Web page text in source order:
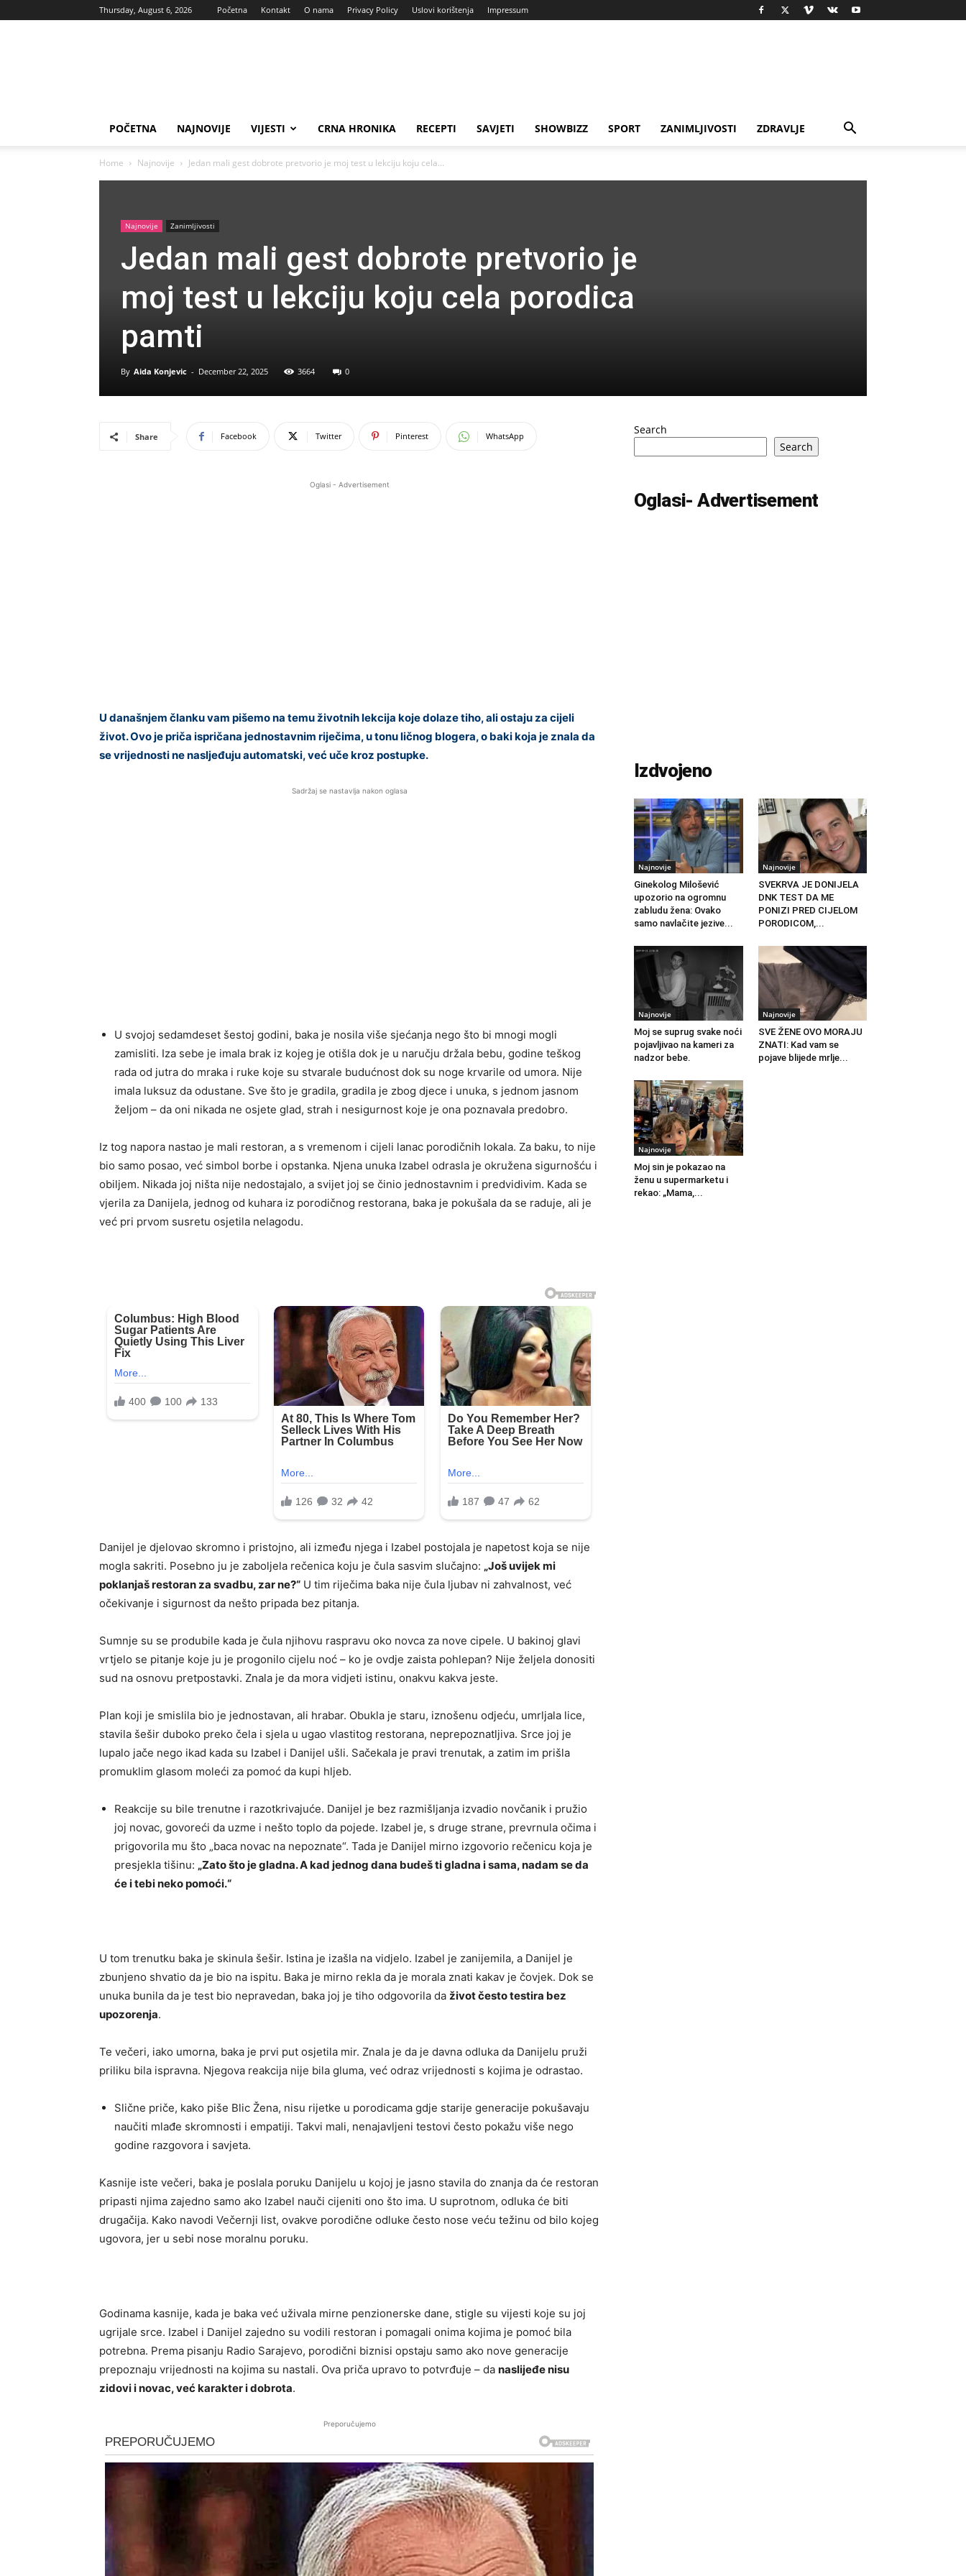
Thursday, August 6, 2026 Početna Kontakt O nama Privacy Policy Uslovi korištenja Impressum
POČETNA NAJNOVIJE VIJESTI CRNA HRONIKA RECEPTI SAVJETI SHOWBIZZ SPORT ZANIMLJIVOSTI ZDRAVLJE
Home Najnovije Jedan mali gest dobrote pretvorio je moj test u lekciju koju cela...
Najnovije Zanimljivosti
Jedan mali gest dobrote pretvorio je
moj test u lekciju koju cela porodica
pamti
By Aida Konjevic - December 22, 2025 3664 0
Share Facebook Twitter Pinterest WhatsApp
Oglasi - Advertisement
U današnjem članku vam pišemo na temu životnih lekcija koje dolaze tiho, ali ostaju za cijeli
život. Ovo je priča ispričana jednostavnim riječima, u tonu ličnog blogera, o baki koja je znala da
se vrijednosti ne nasljeđuju automatski, već uče kroz postupke.
Sadržaj se nastavlja nakon oglasa
U svojoj sedamdeset šestoj godini, baka je nosila više sjećanja nego što bi mnogi mogli
zamisliti. Iza sebe je imala brak iz kojeg je otišla dok je u naručju držala bebu, godine teškog
rada od jutra do mraka i ruke koje su stvarale budućnost dok su noge krvarile od umora. Nije
imala luksuz da odustane. Sve što je gradila, gradila je zbog djece i unuka, s jednom jasnom
željom – da oni nikada ne osjete glad, strah i nesigurnost koje je ona poznavala predobro.
Iz tog napora nastao je mali restoran, a s vremenom i cijeli lanac porodičnih lokala. Za baku, to nije
bio samo posao, već simbol borbe i opstanka. Njena unuka Izabel odrasla je okružena sigurnošću i
obiljem. Nikada joj ništa nije nedostajalo, a svijet joj se činio jednostavnim i predvidivim. Kada se
vjerila za Danijela, jednog od kuhara iz porodičnog restorana, baka je pokušala da se raduje, ali je
već pri prvom susretu osjetila nelagodu.
Danijel je djelovao skromno i pristojno, ali između njega i Izabel postojala je napetost koja se nije
mogla sakriti. Posebno ju je zaboljela rečenica koju je čula sasvim slučajno: „Još uvijek mi
poklanjaš restoran za svadbu, zar ne?“ U tim riječima baka nije čula ljubav ni zahvalnost, već
očekivanje i sigurnost da nešto pripada bez pitanja.
Sumnje su se produbile kada je čula njihovu raspravu oko novca za nove cipele. U bakinoj glavi
vrtjelo se pitanje koje ju je progonilo cijelu noć – ko je ovdje zaista pohlepan? Nije željela donositi
sud na osnovu pretpostavki. Znala je da mora vidjeti istinu, onakvu kakva jeste.
Plan koji je smislila bio je jednostavan, ali hrabar. Obukla je staru, iznošenu odjeću, umrljala lice,
stavila šešir duboko preko čela i sjela u ugao vlastitog restorana, neprepoznatljiva. Srce joj je
lupalo jače nego ikad kada su Izabel i Danijel ušli. Sačekala je pravi trenutak, a zatim im prišla
promuklim glasom moleći za pomoć da kupi hljeb.
Reakcije su bile trenutne i razotkrivajuće. Danijel je bez razmišljanja izvadio novčanik i pružio
joj novac, govoreći da uzme i nešto toplo da pojede. Izabel je, s druge strane, prevrnula očima i
prigovorila mu što „baca novac na nepoznate“. Tada je Danijel mirno izgovorio rečenicu koja je
presjekla tišinu: „Zato što je gladna. A kad jednog dana budeš ti gladna i sama, nadam se da
će i tebi neko pomoći.“
U tom trenutku baka je skinula šešir. Istina je izašla na vidjelo. Izabel je zanijemila, a Danijel je
zbunjeno shvatio da je bio na ispitu. Baka je mirno rekla da je morala znati kakav je čovjek. Dok se
unuka bunila da je test bio nepravedan, baka joj je tiho odgovorila da život često testira bez
upozorenja.
Te večeri, iako umorna, baka je prvi put osjetila mir. Znala je da je davna odluka da Danijelu pruži
priliku bila ispravna. Njegova reakcija nije bila gluma, već odraz vrijednosti s kojima je odrastao.
Slične priče, kako piše Blic Žena, nisu rijetke u porodicama gdje starije generacije pokušavaju
naučiti mlađe skromnosti i empatiji. Takvi mali, nenajavljeni testovi često pokažu više nego
godine razgovora i savjeta.
Kasnije iste večeri, baka je poslala poruku Danijelu u kojoj je jasno stavila do znanja da će restoran
pripasti njima zajedno samo ako Izabel nauči cijeniti ono što ima. U suprotnom, odluka će biti
drugačija. Kako navodi Večernji list, ovakve porodične odluke često nose veću težinu od bilo kojeg
ugovora, jer u sebi nose moralnu poruku.
Godinama kasnije, kada je baka već uživala mirne penzionerske dane, stigle su vijesti koje su joj
ugrijale srce. Izabel i Danijel zajedno su vodili restoran i pomagali onima kojima je pomoć bila
potrebna. Prema pisanju Radio Sarajevo, porodični biznisi opstaju samo ako nove generacije
prepoznaju vrijednosti na kojima su nastali. Ova priča upravo to potvrđuje – da naslijeđe nisu
zidovi i novac, već karakter i dobrota.
Preporučujemo
Search
Search
Oglasi- Advertisement
Izdvojeno
Najnovije
Ginekolog Milošević
upozorio na ogromnu
zabludu žena: Ovako
samo navlačite jezive...
Najnovije
SVEKRVA JE DONIJELA
DNK TEST DA ME
PONIZI PRED CIJELOM
PORODICOM,...
Najnovije
Moj se suprug svake noći
pojavljivao na kameri za
nadzor bebe.
Najnovije
SVE ŽENE OVO MORAJU
ZNATI: Kad vam se
pojave blijede mrlje...
Najnovije
Moj sin je pokazao na
ženu u supermarketu i
rekao: „Mama,...